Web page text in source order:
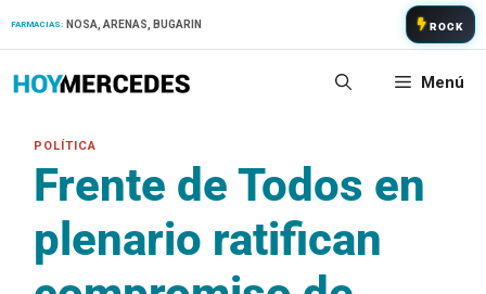
FARMACIAS: NOSA, ARENAS, BUGARIN ROCK
Menú
Frente de Todos en
plenario ratifican